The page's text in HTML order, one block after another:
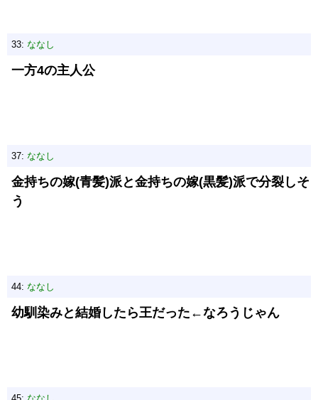
33: ななし
一方4の主人公
37: ななし
金持ちの嫁(青髪)派と金持ちの嫁(黒髪)派で分裂しそ
う
44: ななし
幼馴染みと結婚したら王だった←なろうじゃん